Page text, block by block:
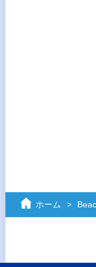
ホーム